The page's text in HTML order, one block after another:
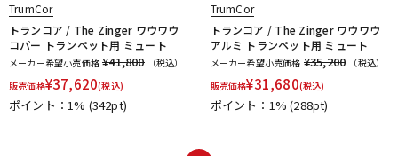
TrumCor
トランコア / The Zinger ワウワウ
コパー トランペット用 ミュート
メーカー希望小売価格 ¥41,800
（税込）
販売価格¥37,620(税込)
ポイント：1% (342pt)
TrumCor
トランコア / The Zinger ワウワウ
アルミ トランペット用 ミュート
メーカー希望小売価格 ¥35,200
（税込）
販売価格¥31,680(税込)
ポイント：1%(288pt)